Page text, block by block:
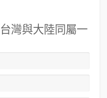
灣與大陸同屬一